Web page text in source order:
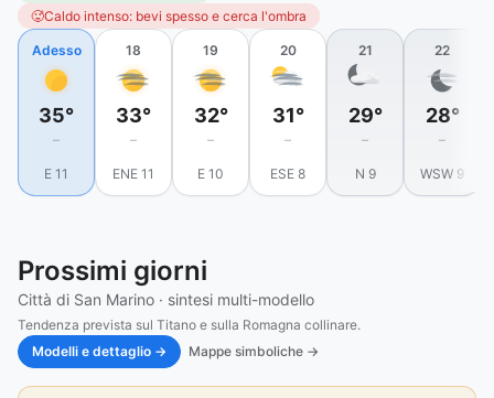
🥵Caldo intenso: bevi spesso e cerca l'ombra
Adesso
35°
–
E 11
18
33°
–
ENE 11
19
32°
–
E 10
20
31°
–
ESE 8
21
29°
–
N 9
22
28°
–
WSW 9
Prossimi giorni
Città di San Marino · sintesi multi-modello
Tendenza prevista sul Titano e sulla Romagna collinare.
Modelli e dettaglio →
Mappe simboliche →